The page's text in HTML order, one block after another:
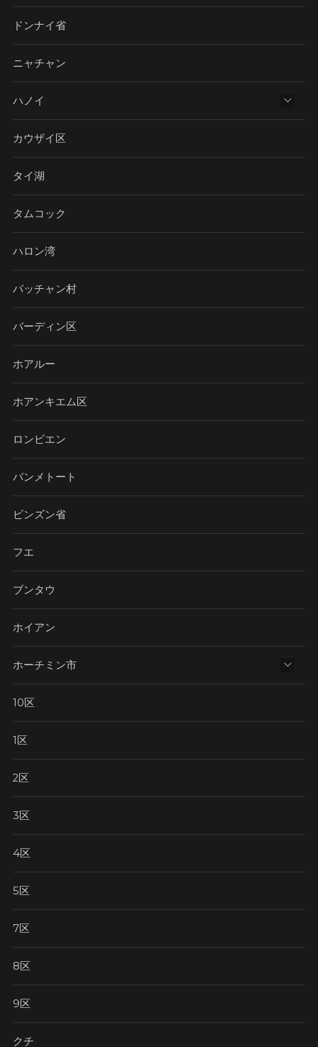
ドンナイ省
ニャチャン
ハノイ
カウザイ区
タイ湖
タムコック
ハロン湾
バッチャン村
バーディン区
ホアルー
ホアンキエム区
ロンビエン
バンメトート
ビンズン省
フエ
ブンタウ
ホイアン
ホーチミン市
10区
1区
2区
3区
4区
5区
7区
8区
9区
クチ